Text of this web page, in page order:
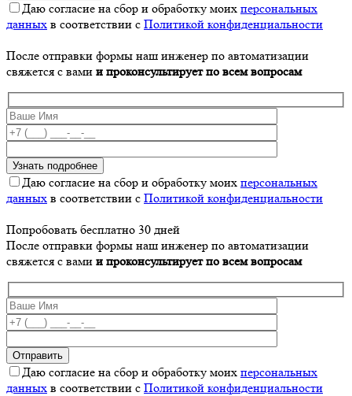
Даю согласие на сбор и обработку моих персональных
данных в соответствии с Политикой конфиденциальности
После отправки формы наш инженер по автоматизации
свяжется с вами и проконсультирует по всем вопросам
Даю согласие на сбор и обработку моих персональных
данных в соответствии с Политикой конфиденциальности
Попробовать бесплатно 30 дней
После отправки формы наш инженер по автоматизации
свяжется с вами и проконсультирует по всем вопросам
Даю согласие на сбор и обработку моих персональных
данных в соответствии с Политикой конфиденциальности